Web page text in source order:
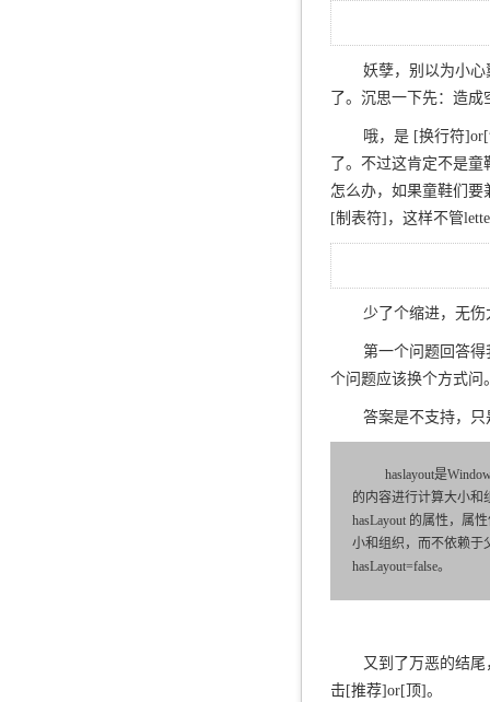
妖孽，别以为小
了。沉思一下先：造
哦，是 [换行符
了。不过这肯定不是
怎么办，如果童鞋们要
[制表符]，这样不管
少了个缩进，无
第一个问题回答
个问题应该换个方式问
答案是不支持，只
haslayout是
的内容进行计算大小和
hasLayout 的属性，属
小和组织，而不依赖于
hasLayout=false。
又到了万恶的结
击[推荐]or[顶]。